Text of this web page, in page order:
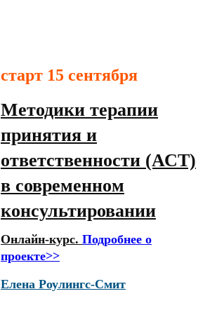
старт 15 сентября
Методики терапии
принятия и
ответственности (АСТ)
в современном
консультировании
Онлайн-курс. Подробнее о
проекте>>
Елена Роулингс-Смит